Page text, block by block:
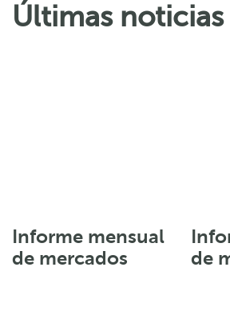
Últimas noticias
Informe mensual
de mercados
de